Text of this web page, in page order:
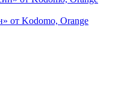
от Kodomo, Orange